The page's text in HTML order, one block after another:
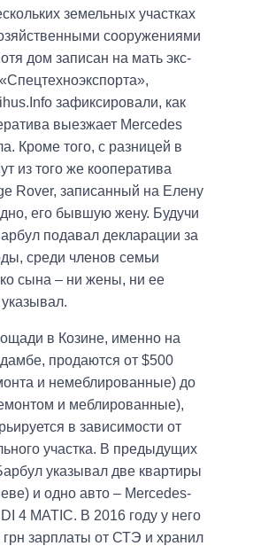
земельных участках
сооружениями
дом записан на мать экс-
зафиксировали, как
выезжает Mercedes
Кроме того, с разницей в
из того же кооператива
Rover, записанный на Елену
его бывшую жену. Будучи
подавал декларации за
среди членов семьи
сына – ни жены, ни ее
в Козине, именно на
продаются от $500
и немеблированные) до
и меблированные),
в зависимости от
участка. В предыдущих
указывал две квартиры
и одно авто – Mercedes-
4 MATIC. В 2016 году у него
зарплаты от СТЭ и хранил